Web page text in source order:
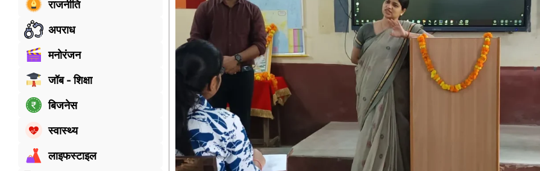
राजनीति
अपराध
मनोरंजन
जॉब - शिक्षा
बिजनेस
स्वास्थ्य
लाइफस्टाइल